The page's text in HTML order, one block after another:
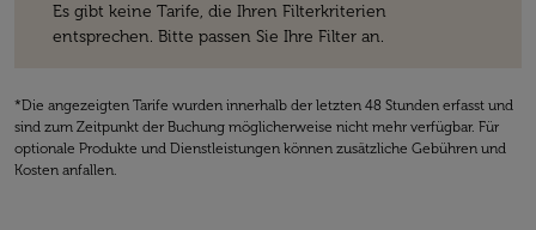
Es gibt keine Tarife, die Ihren Filterkriterien
entsprechen. Bitte passen Sie Ihre Filter an.
*Die angezeigten Tarife wurden innerhalb der letzten 48 Stunden erfasst und
sind zum Zeitpunkt der Buchung möglicherweise nicht mehr verfügbar. Für
optionale Produkte und Dienstleistungen können zusätzliche Gebühren und
Kosten anfallen.